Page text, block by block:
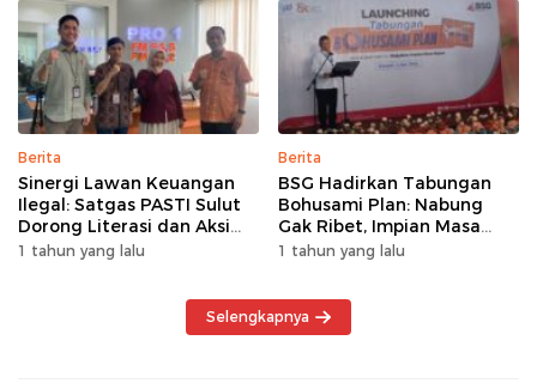
Berita
Sinergi Lawan Keuangan
Ilegal: Satgas PASTI Sulut
Dorong Literasi dan Aksi
Kolektif Masyarakat
1 tahun yang lalu
Berita
BSG Hadirkan Tabungan
Bohusami Plan: Nabung
Gak Ribet, Impian Masa
Depan Makin Dekat!
1 tahun yang lalu
Selengkapnya